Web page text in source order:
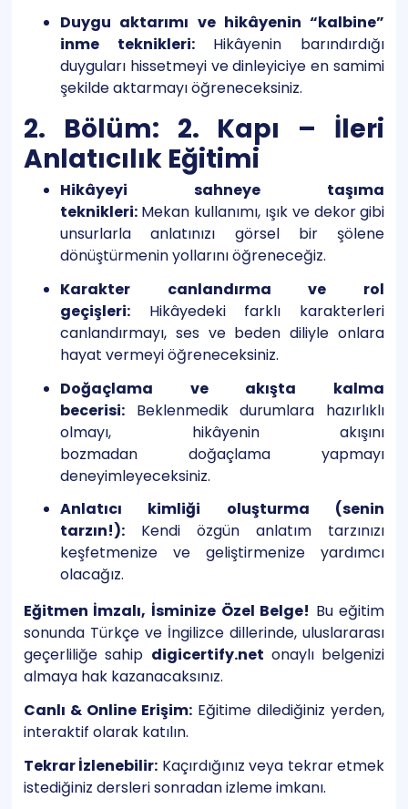
Duygu aktarımı ve hikâyenin “kalbine”
inme teknikleri:Hikâyenin barındırdığı
duyguları hissetmeyi ve dinleyiciye en samimi
şekilde aktarmayı öğreneceksiniz.
2. Bölüm: 2. Kapı – İleri
Anlatıcılık Eğitimi
Hikâyeyi sahneye taşıma
teknikleri:Mekan kullanımı, ışık ve dekor gibi
unsurlarla anlatınızı görsel bir şölene
dönüştürmenin yollarını öğreneceğiz.
Karakter canlandırma ve rol
geçişleri:Hikâyedeki farklı karakterleri
canlandırmayı, ses ve beden diliyle onlara
hayat vermeyi öğreneceksiniz.
Doğaçlama ve akışta kalma
becerisi:Beklenmedik durumlara hazırlıklı
olmayı, hikâyenin akışını
bozmadan doğaçlama yapmayı
deneyimleyeceksiniz.
Anlatıcı kimliği oluşturma (senin
tarzın!):Kendi özgün anlatım tarzınızı
keşfetmenize ve geliştirmenize yardımcı
olacağız.
Eğitmen İmzalı, İsminize Özel Belge! Bu eğitim
sonunda Türkçe ve İngilizce dillerinde, uluslararası
geçerliliğe sahip digicertify.net onaylı belgenizi
almaya hak kazanacaksınız.
Canlı & Online Erişim: Eğitime dilediğiniz yerden,
interaktif olarak katılın.
Tekrar İzlenebilir: Kaçırdığınız veya tekrar etmek
istediğiniz dersleri sonradan izleme imkanı.